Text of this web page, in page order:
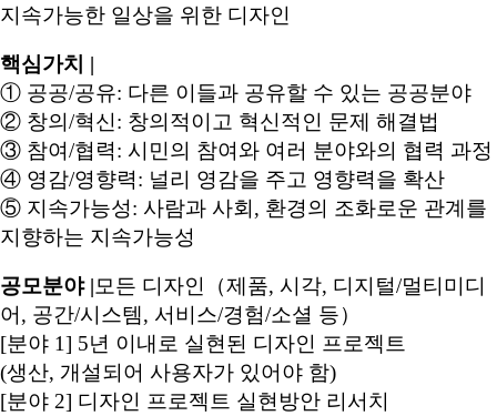
지속가능한 일상을 위한 디자인
핵심가치 |
① 공공/공유: 다른 이들과 공유할 수 있는 공공분야
② 창의/혁신: 창의적이고 혁신적인 문제 해결법
③ 참여/협력: 시민의 참여와 여러 분야와의 협력 과정
④ 영감/영향력: 널리 영감을 주고 영향력을 확산
⑤ 지속가능성: 사람과 사회, 환경의 조화로운 관계를
지향하는 지속가능성
공모분야 |모든 디자인（제품, 시각, 디지털/멀티미디
어, 공간/시스템, 서비스/경험/소셜 등）
[분야 1] 5년 이내로 실현된 디자인 프로젝트
(생산, 개설되어 사용자가 있어야 함)
[분야 2] 디자인 프로젝트 실현방안 리서치